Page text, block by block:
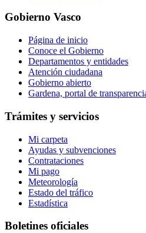
Gobierno Vasco
Página de inicio
Conoce el Gobierno
Departamentos y entidades
Atención ciudadana
Gobierno abierto
Gardena, portal de
Trámites y servicios
Mi carpeta
Ayudas y subvenciones
Contrataciones
Mi pago
Meteorología
Estado del tráfico
Estadística
Boletines oficiales